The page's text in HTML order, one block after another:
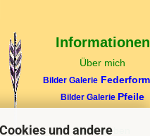
und andere
Informationen
Über mich
Bilder Galerie
Bilder Galerie Pfeile
Federfarben